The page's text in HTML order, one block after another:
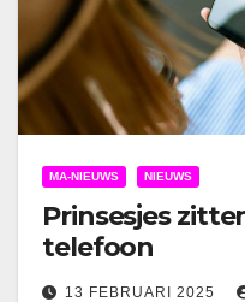
MA-NIEUWS NIEUWS
Prinsesjes
telefoon
13 FEBRUARI 2025